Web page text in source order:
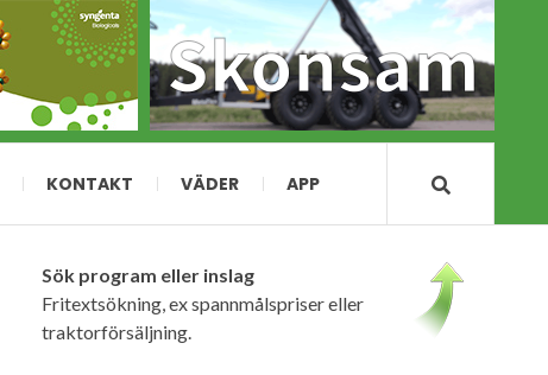
KONTAKT VÄDER APP
Sök program eller inslag
Fritextsökning, ex spannmålspriser eller
traktorförsäljning.